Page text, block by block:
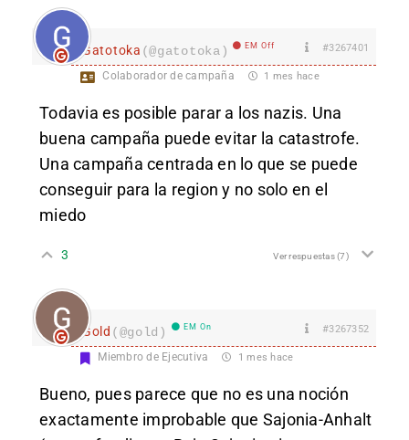
Gatotoka (@gatotoka) EM Off #3267401
Colaborador de campaña 1 mes hace
Todavia es posible parar a los nazis. Una
buena campaña puede evitar la catastrofe.
Una campaña centrada en lo que se puede
conseguir para la region y no solo en el
miedo
3 Ver respuestas(7)
Gold (@gold) EM On #3267352
Miembro de Ejecutiva 1 mes hace
Bueno, pues parece que no es una noción
exactamente improbable que Sajonia-Anhalt